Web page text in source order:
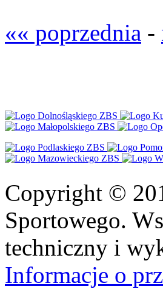
«« poprzednia -
Copyright ©
Sportowego.
techniczny i
Informacje o